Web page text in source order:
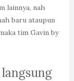
lainnya, nah
baru ataupun
tim Gavin by